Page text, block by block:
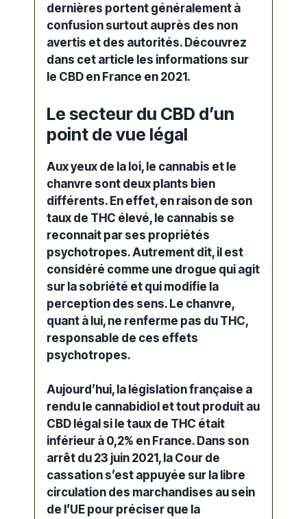
dernières portent généralement à
confusion surtout auprès des non
avertis et des autorités. Découvrez
dans cet article les informations sur
le CBD en France en 2021.
Le secteur du CBD d’un
point de vue légal
Aux yeux de la loi, le cannabis et le
chanvre sont deux plants bien
différents. En effet, en raison de son
taux de THC élevé, le cannabis se
reconnait par ses propriétés
psychotropes. Autrement dit, il est
considéré comme une drogue qui agit
sur la sobriété et qui modifie la
perception des sens. Le chanvre,
quant à lui, ne renferme pas du THC,
responsable de ces effets
psychotropes.
Aujourd’hui, la législation française a
rendu le cannabidiol et tout produit au
CBD légal si le taux de THC était
inférieur à 0,2% en France. Dans son
arrêt du 23 juin 2021, la Cour de
cassation s’est appuyée sur la libre
circulation des marchandises au sein
de l’UE pour préciser que la